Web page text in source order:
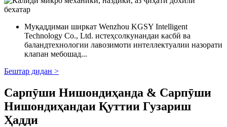
Муқаддимаи ширкат Wenzhou KGSY Intelligent
Technology Co., Ltd. истеҳсолкунандаи касбӣ ва
баландтехнологии лавозимоти интеллектуалии назорати
клапан мебошад...
Бештар дидан >
Сарпӯши Нишондиҳанда & Сарпӯши
Нишондиҳандаи Қуттии Гузариш
Ҳадди